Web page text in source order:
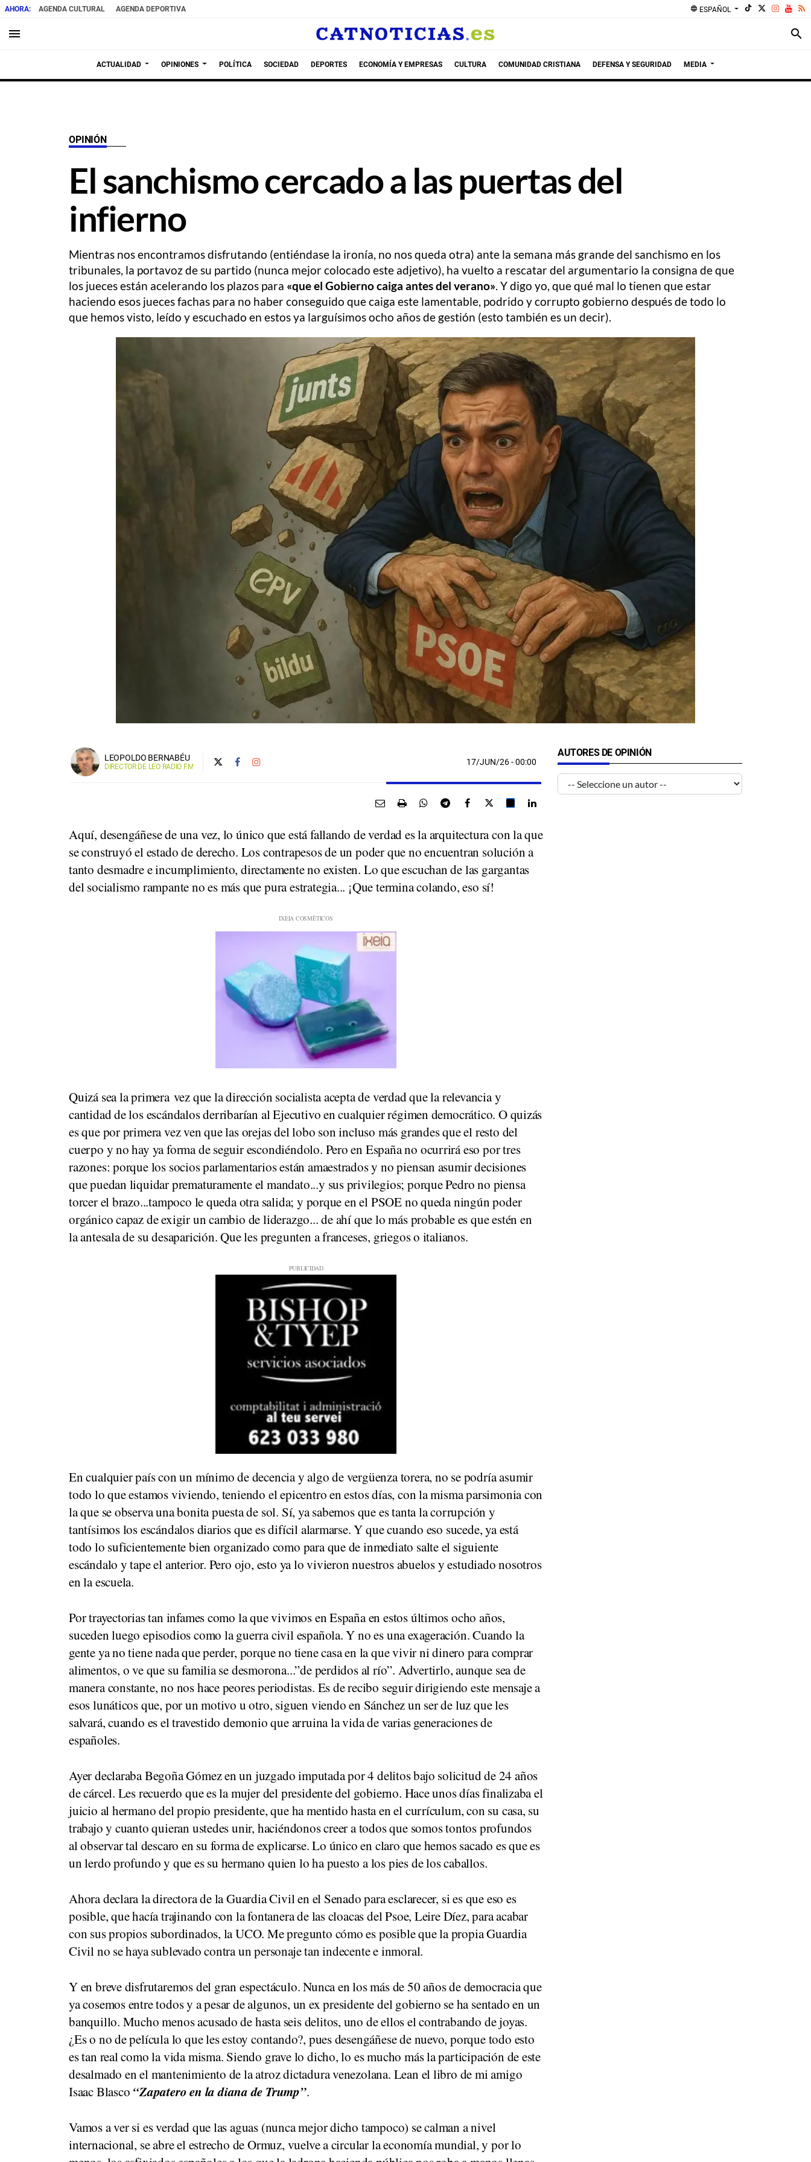
AGENDA CULTURAL AGENDA DEPORTIVA language ESPAÑOL
menu search
ACTUALIDAD OPINIONES POLÍTICA SOCIEDAD DEPORTES ECONOMÍA Y EMPRESAS CULTURA COMUNIDAD CRISTIANA DEFENSA Y SEGURIDAD MEDIA
OPINIÓN
El sanchismo cercado a las puertas del
infierno
Mientras nos encontramos disfrutando (entiéndase la ironía, no nos queda otra) ante la semana más grande del sanchismo en los
tribunales, la portavoz de su partido (nunca mejor colocado este adjetivo), ha vuelto a rescatar del argumentario la consigna de que
los jueces están acelerando los plazos para «que el Gobierno caiga antes del verano». Y digo yo, que qué mal lo tienen que estar
haciendo esos jueces fachas para no haber conseguido que caiga este lamentable, podrido y corrupto gobierno después de todo lo
que hemos visto, leído y escuchado en estos ya larguísimos ocho años de gestión (esto también es un decir).
LEOPOLDO BERNABÉU
DIRECTOR DE LEO RADIO FM
17/JUN/26- 00:00
Aquí, desengáñese de una vez, lo único que está fallando de verdad es la arquitectura con la que
se construyó el estado de derecho. Los contrapesos de un poder que no encuentran solución a
tanto desmadre e incumplimiento, directamente no existen. Lo que escuchan de las gargantas
del socialismo rampante no es más que pura estrategia... ¡Que termina colando, eso sí!
Quizá sea la primera vez que la dirección socialista acepta de verdad que la relevancia y
cantidad de los escándalos derribarían al Ejecutivo en cualquier régimen democrático. O quizás
es que por primera vez ven que las orejas del lobo son incluso más grandes que el resto del
cuerpo y no hay ya forma de seguir escondiéndolo. Pero en España no ocurrirá eso por tres
razones: porque los socios parlamentarios están amaestrados y no piensan asumir decisiones
que puedan liquidar prematuramente el mandato...y sus privilegios; porque Pedro no piensa
torcer el brazo...tampoco le queda otra salida; y porque en el PSOE no queda ningún poder
orgánico capaz de exigir un cambio de liderazgo... de ahí que lo más probable es que estén en
la antesala de su desaparición. Que les pregunten a franceses, griegos o italianos.
En cualquier país con un mínimo de decencia y algo de vergüenza torera, no se podría asumir
todo lo que estamos viviendo, teniendo el epicentro en estos días, con la misma parsimonia con
la que se observa una bonita puesta de sol. Sí, ya sabemos que es tanta la corrupción y
tantísimos los escándalos diarios que es difícil alarmarse. Y que cuando eso sucede, ya está
todo lo suficientemente bien organizado como para que de inmediato salte el siguiente
escándalo y tape el anterior. Pero ojo, esto ya lo vivieron nuestros abuelos y estudiado nosotros
en la escuela.
Por trayectorias tan infames como la que vivimos en España en estos últimos ocho años,
suceden luego episodios como la guerra civil española. Y no es una exageración. Cuando la
gente ya no tiene nada que perder, porque no tiene casa en la que vivir ni dinero para comprar
alimentos, o ve que su familia se desmorona...”de perdidos al río”. Advertirlo, aunque sea de
manera constante, no nos hace peores periodistas. Es de recibo seguir dirigiendo este mensaje a
esos lunáticos que, por un motivo u otro, siguen viendo en Sánchez un ser de luz que les
salvará, cuando es el travestido demonio que arruina la vida de varias generaciones de
españoles.
Ayer declaraba Begoña Gómez en un juzgado imputada por 4 delitos bajo solicitud de 24 años
de cárcel. Les recuerdo que es la mujer del presidente del gobierno. Hace unos días finalizaba el
juicio al hermano del propio presidente, que ha mentido hasta en el currículum, con su casa, su
trabajo y cuanto quieran ustedes unir, haciéndonos creer a todos que somos tontos profundos
al observar tal descaro en su forma de explicarse. Lo único en claro que hemos sacado es que es
un lerdo profundo y que es su hermano quien lo ha puesto a los pies de los caballos.
Ahora declara la directora de la Guardia Civil en el Senado para esclarecer, si es que eso es
posible, que hacía trajinando con la fontanera de las cloacas del Psoe, Leire Díez, para acabar
con sus propios subordinados, la UCO. Me pregunto cómo es posible que la propia Guardia
Civil no se haya sublevado contra un personaje tan indecente e inmoral.
Y en breve disfrutaremos del gran espectáculo. Nunca en los más de 50 años de democracia que
ya cosemos entre todos y a pesar de algunos, un ex presidente del gobierno se ha sentado en un
banquillo. Mucho menos acusado de hasta seis delitos, uno de ellos el contrabando de joyas.
¿Es o no de película lo que les estoy contando?, pues desengáñese de nuevo, porque todo esto
es tan real como la vida misma. Siendo grave lo dicho, lo es mucho más la participación de este
desalmado en el mantenimiento de la atroz dictadura venezolana. Lean el libro de mi amigo
Isaac Blasco “Zapatero en la diana de Trump”.
Vamos a ver si es verdad que las aguas (nunca mejor dicho tampoco) se calman a nivel
internacional, se abre el estrecho de Ormuz, vuelve a circular la economía mundial, y por lo
AUTORES DE OPINIÓN